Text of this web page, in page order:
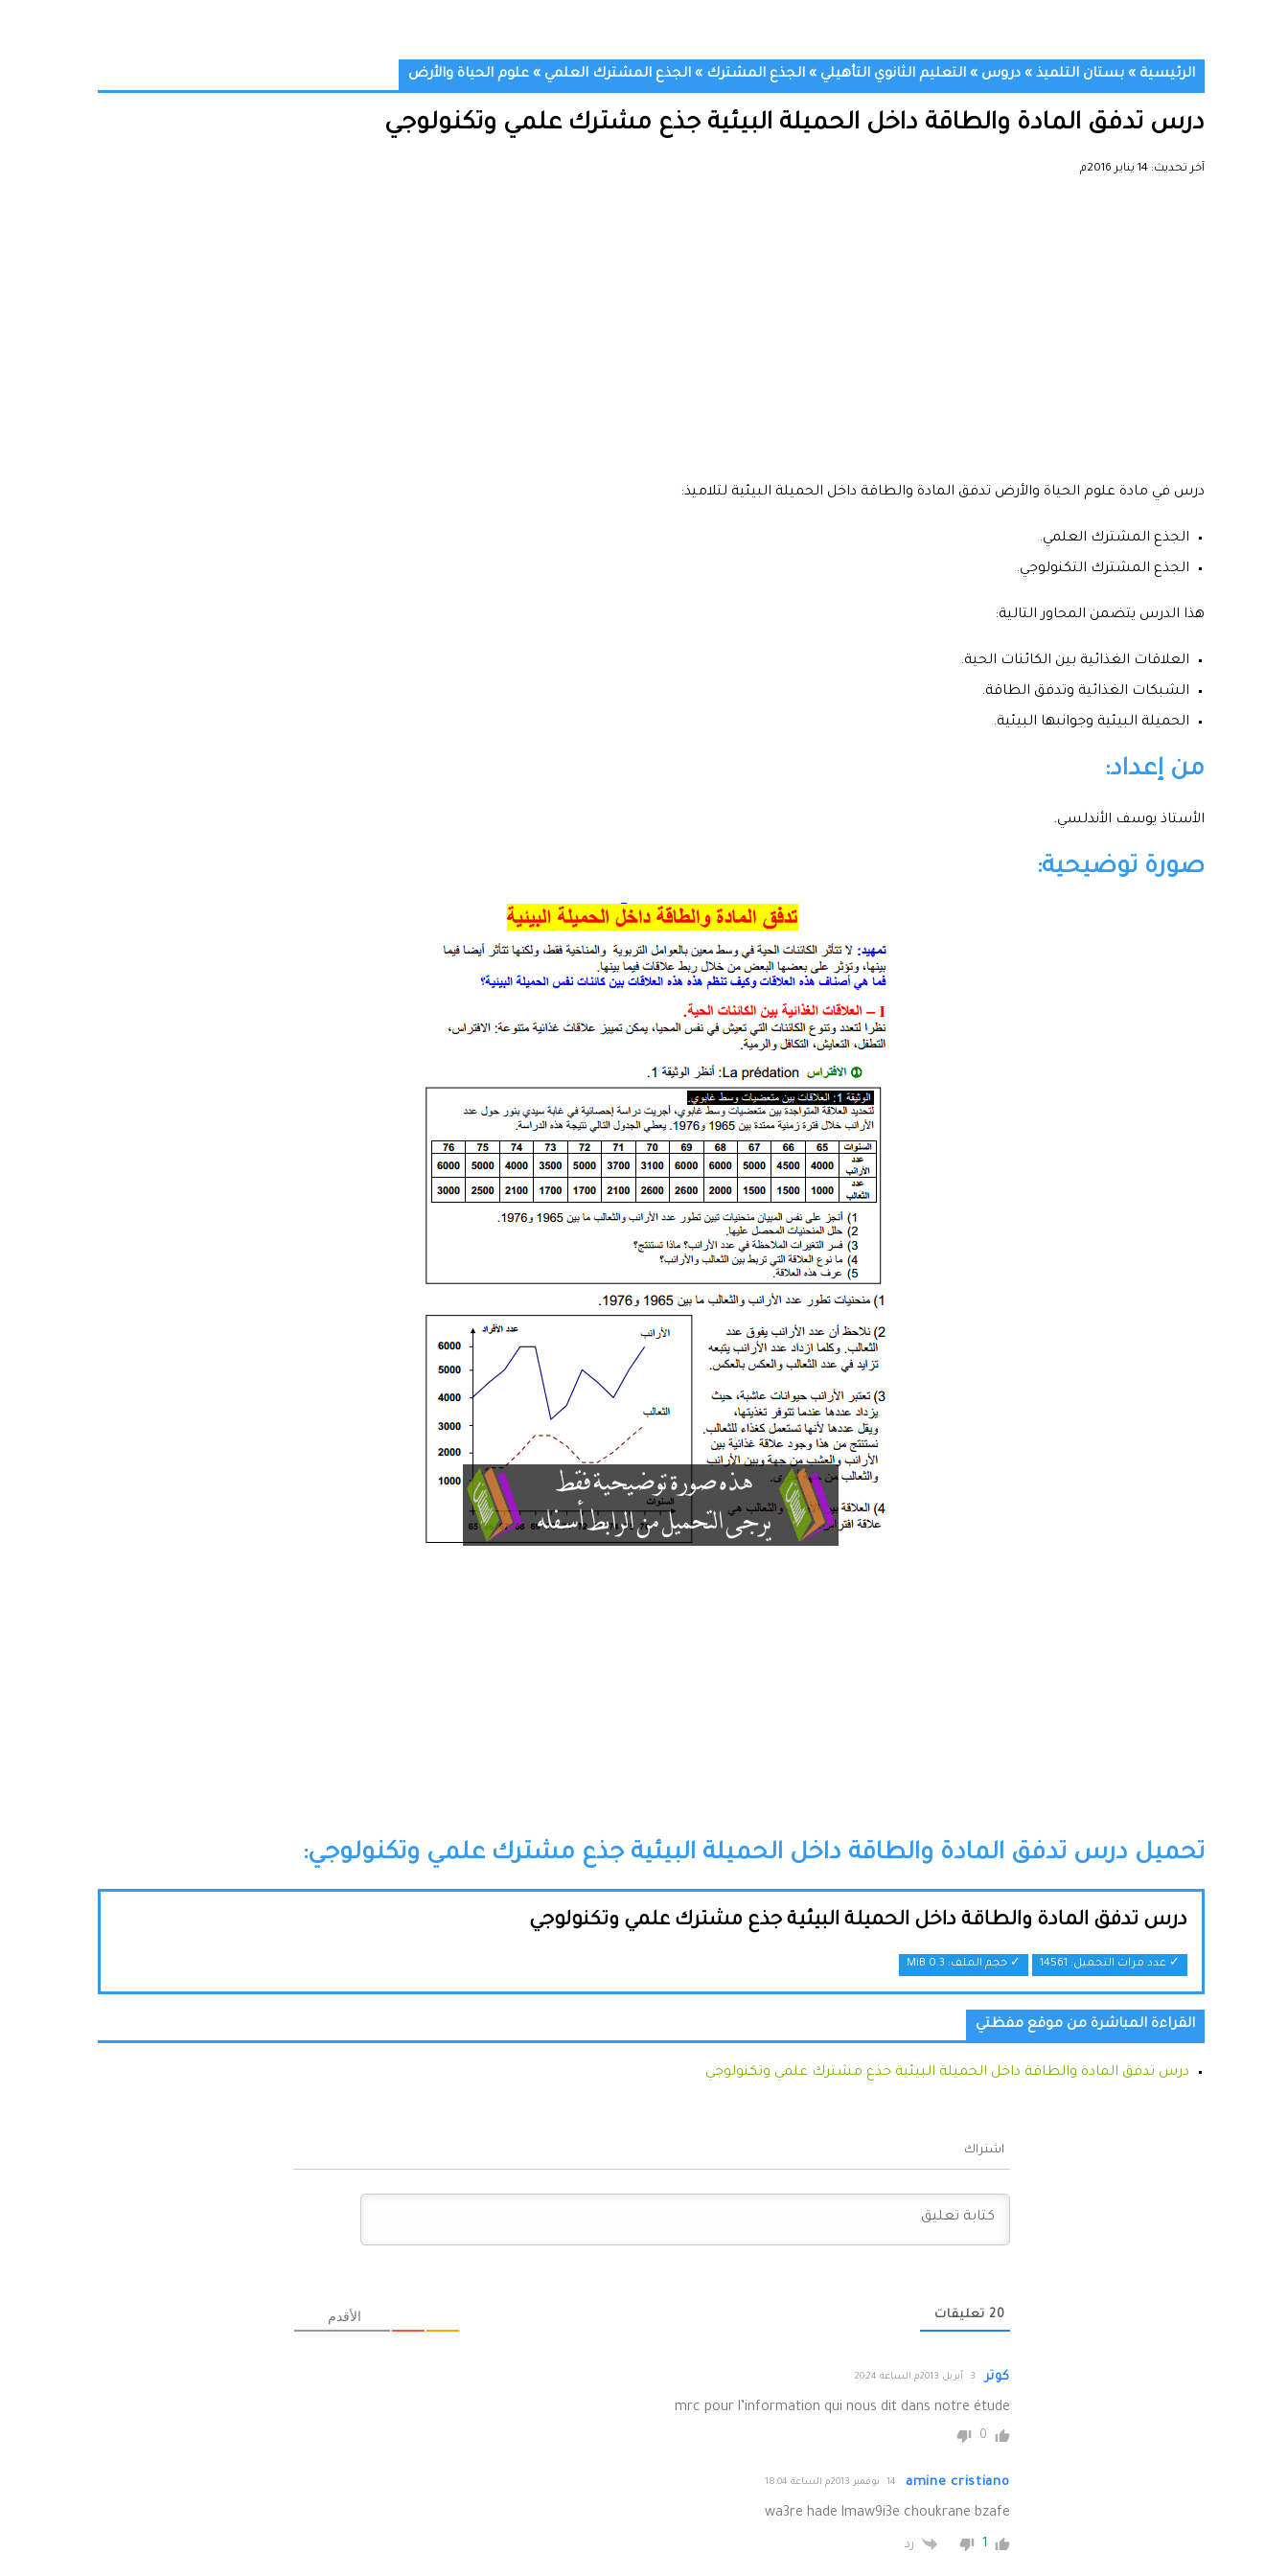
الرئيسية » بستان التلميذ » دروس » التعليم الثانوي التأهيلي » الجذع المشترك » الجذع المشترك العلمي » علوم الحياة والأرض
درس تدفق المادة والطاقة داخل الحميلة البيئية جذع مشترك علمي وتكنولوجي
آخر تحديث: 14 يناير 2016م
درس في مادة علوم الحياة والأرض تدفق المادة والطاقة داخل الحميلة البيئية لتلاميذ:
الجذع المشترك العلمي.
الجذع المشترك التكنولوجي.
هذا الدرس يتضمن المحاور التالية:
العلاقات الغذائية بين الكائنات الحية.
الشبكات الغذائية وتدفق الطاقة.
الحميلة البيئية وجوانبها البيئية.
من إعداد:
الأستاذ يوسف الأندلسي.
صورة توضيحية:
تحميل درس تدفق المادة والطاقة داخل الحميلة البيئية جذع مشترك علمي وتكنولوجي:
درس تدفق المادة والطاقة داخل الحميلة البيئية جذع مشترك علمي وتكنولوجي
✓ عدد مرات التحميل: 14561 ✓ حجم الملف: 0.3 MiB
القراءة المباشرة من موقع مفظتي
درس تدفق المادة والطاقة داخل الحميلة البيئية جذع مشترك علمي وتكنولوجي
اشتراك
20 تعليقات الأقدم
كوتر 3 أبريل 2013م الساعة 20:24
mrc pour l’information qui nous dit dans notre étude
0
amine cristiano 14 نوفمبر 2013م الساعة 18:04
wa3re hade lmaw9i3e choukrane bzafe
1 رد